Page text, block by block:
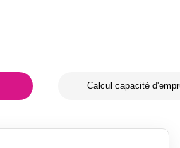
Calcul capacité